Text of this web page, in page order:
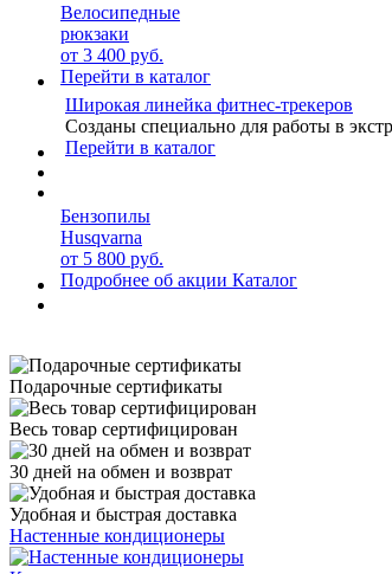
Велосипедные
рюкзаки
от 3 400 руб.
Перейти в каталог
Широкая линейка фитнес-трекеров
Созданы специально для работы в
Перейти в каталог
Бензопилы
Husqvarna
от 5 800 руб.
Подробнее об акции Каталог
Подарочные сертификаты
Весь товар сертифицирован
30 дней на обмен и возврат
Удобная и быстрая доставка
Настенные кондиционеры